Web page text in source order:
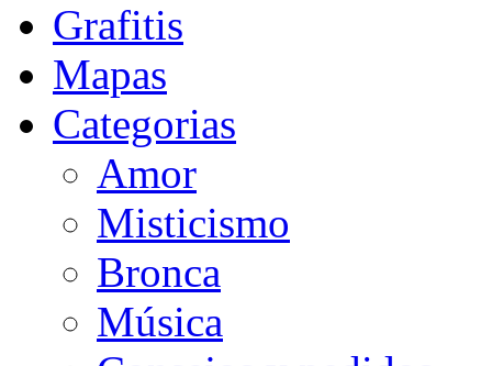
Grafitis
Mapas
Categorias
Amor
Misticismo
Bronca
Música